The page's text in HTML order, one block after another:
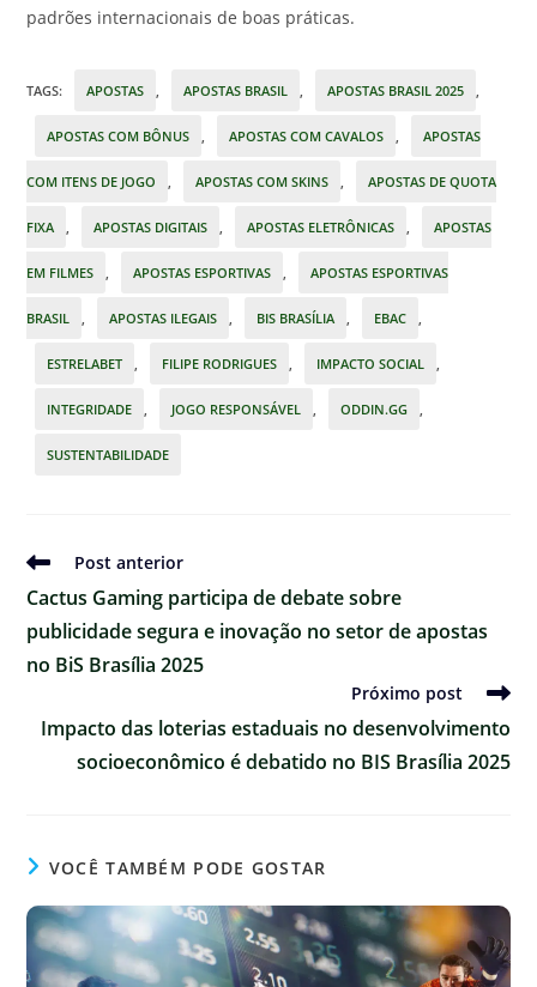
padrões internacionais de boas práticas.
TAGS: APOSTAS , APOSTAS BRASIL , APOSTAS BRASIL 2025 ,
APOSTAS COM BÔNUS , APOSTAS COM CAVALOS , APOSTAS
COM ITENS DE JOGO , APOSTAS COM SKINS , APOSTAS DE QUOTA
FIXA , APOSTAS DIGITAIS , APOSTAS ELETRÔNICAS , APOSTAS
EM FILMES , APOSTAS ESPORTIVAS , APOSTAS ESPORTIVAS
BRASIL , APOSTAS ILEGAIS , BIS BRASÍLIA , EBAC ,
ESTRELABET , FILIPE RODRIGUES , IMPACTO SOCIAL ,
INTEGRIDADE , JOGO RESPONSÁVEL , ODDIN.GG ,
SUSTENTABILIDADE
Ler
artigos
Post anterior
Cactus Gaming participa de debate sobre
publicidade segura e inovação no setor de apostas
no BiS Brasília 2025
Próximo post
Impacto das loterias estaduais no desenvolvimento
socioeconômico é debatido no BIS Brasília 2025
VOCÊ TAMBÉM PODE GOSTAR